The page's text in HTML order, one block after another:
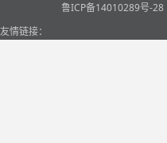
鲁ICP备14010289号-28
友情链接：